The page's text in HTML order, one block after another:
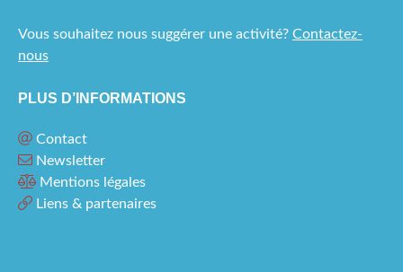
Vous souhaitez nous suggérer une activité? Contactez-
nous
PLUS D’INFORMATIONS
Contact
Newsletter
Mentions légales
Liens & partenaires